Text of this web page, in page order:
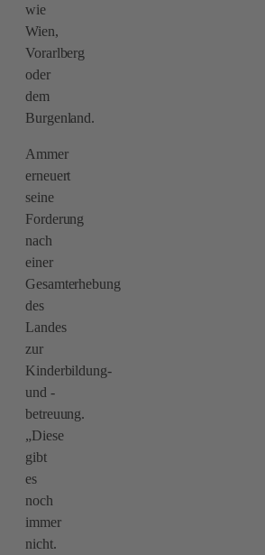
wie
Wien,
Vorarlberg
oder
dem
Burgenland.
Ammer
erneuert
seine
Forderung
nach
einer
Gesamterhebung
des
Landes
zur
Kinderbildung-
und -
betreuung.
„Diese
gibt
es
noch
immer
nicht.